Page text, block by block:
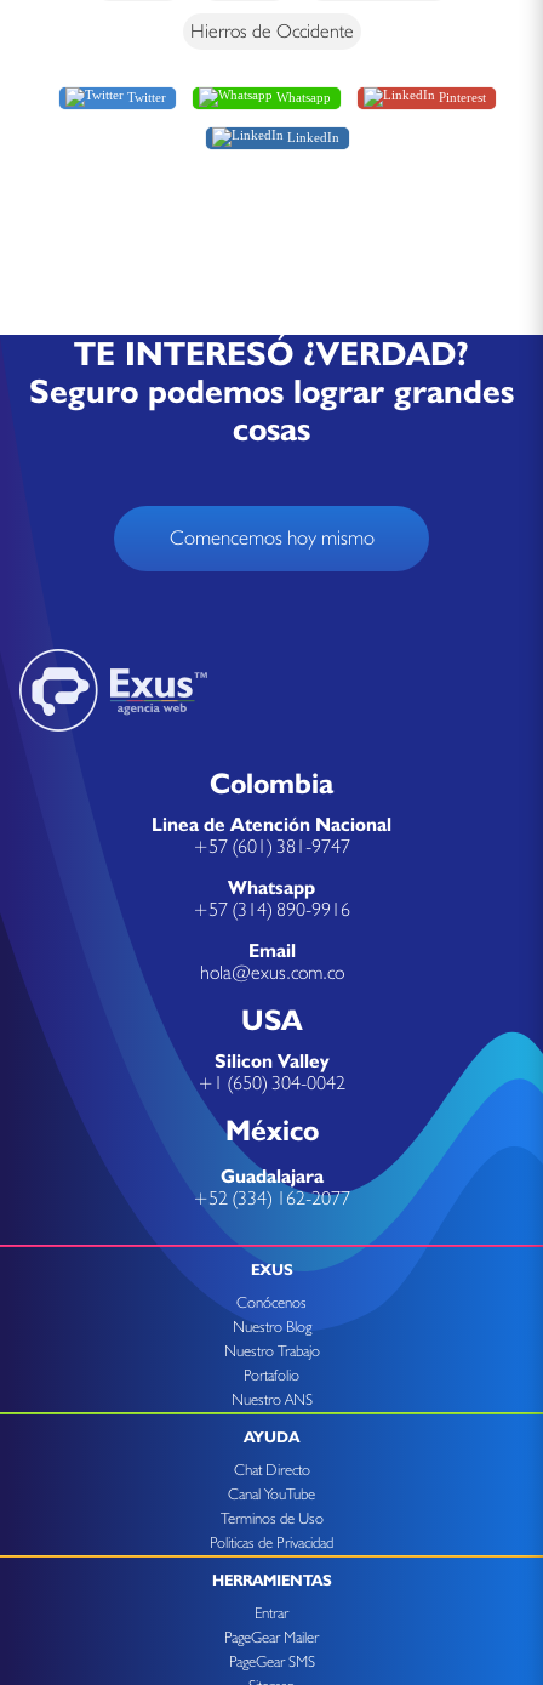
Hierros de Occidente
Twitter Whatsapp Pinterest
LinkedIn
TE INTERESÓ ¿VERDAD?
Seguro podemos lograr grandes
cosas
Comencemos hoy mismo
Colombia
Linea de Atención Nacional
+57 (601) 381-9747
Whatsapp
+57 (314) 890-9916
Email
hola@exus.com.co
USA
Silicon Valley
+1 (650) 304-0042
México
Guadalajara
+52 (334) 162-2077
EXUS
Conócenos
Nuestro Blog
Nuestro Trabajo
Portafolio
Nuestro ANS
AYUDA
Chat Directo
Canal YouTube
Terminos de Uso
Politicas de Privacidad
HERRAMIENTAS
Entrar
PageGear Mailer
PageGear SMS